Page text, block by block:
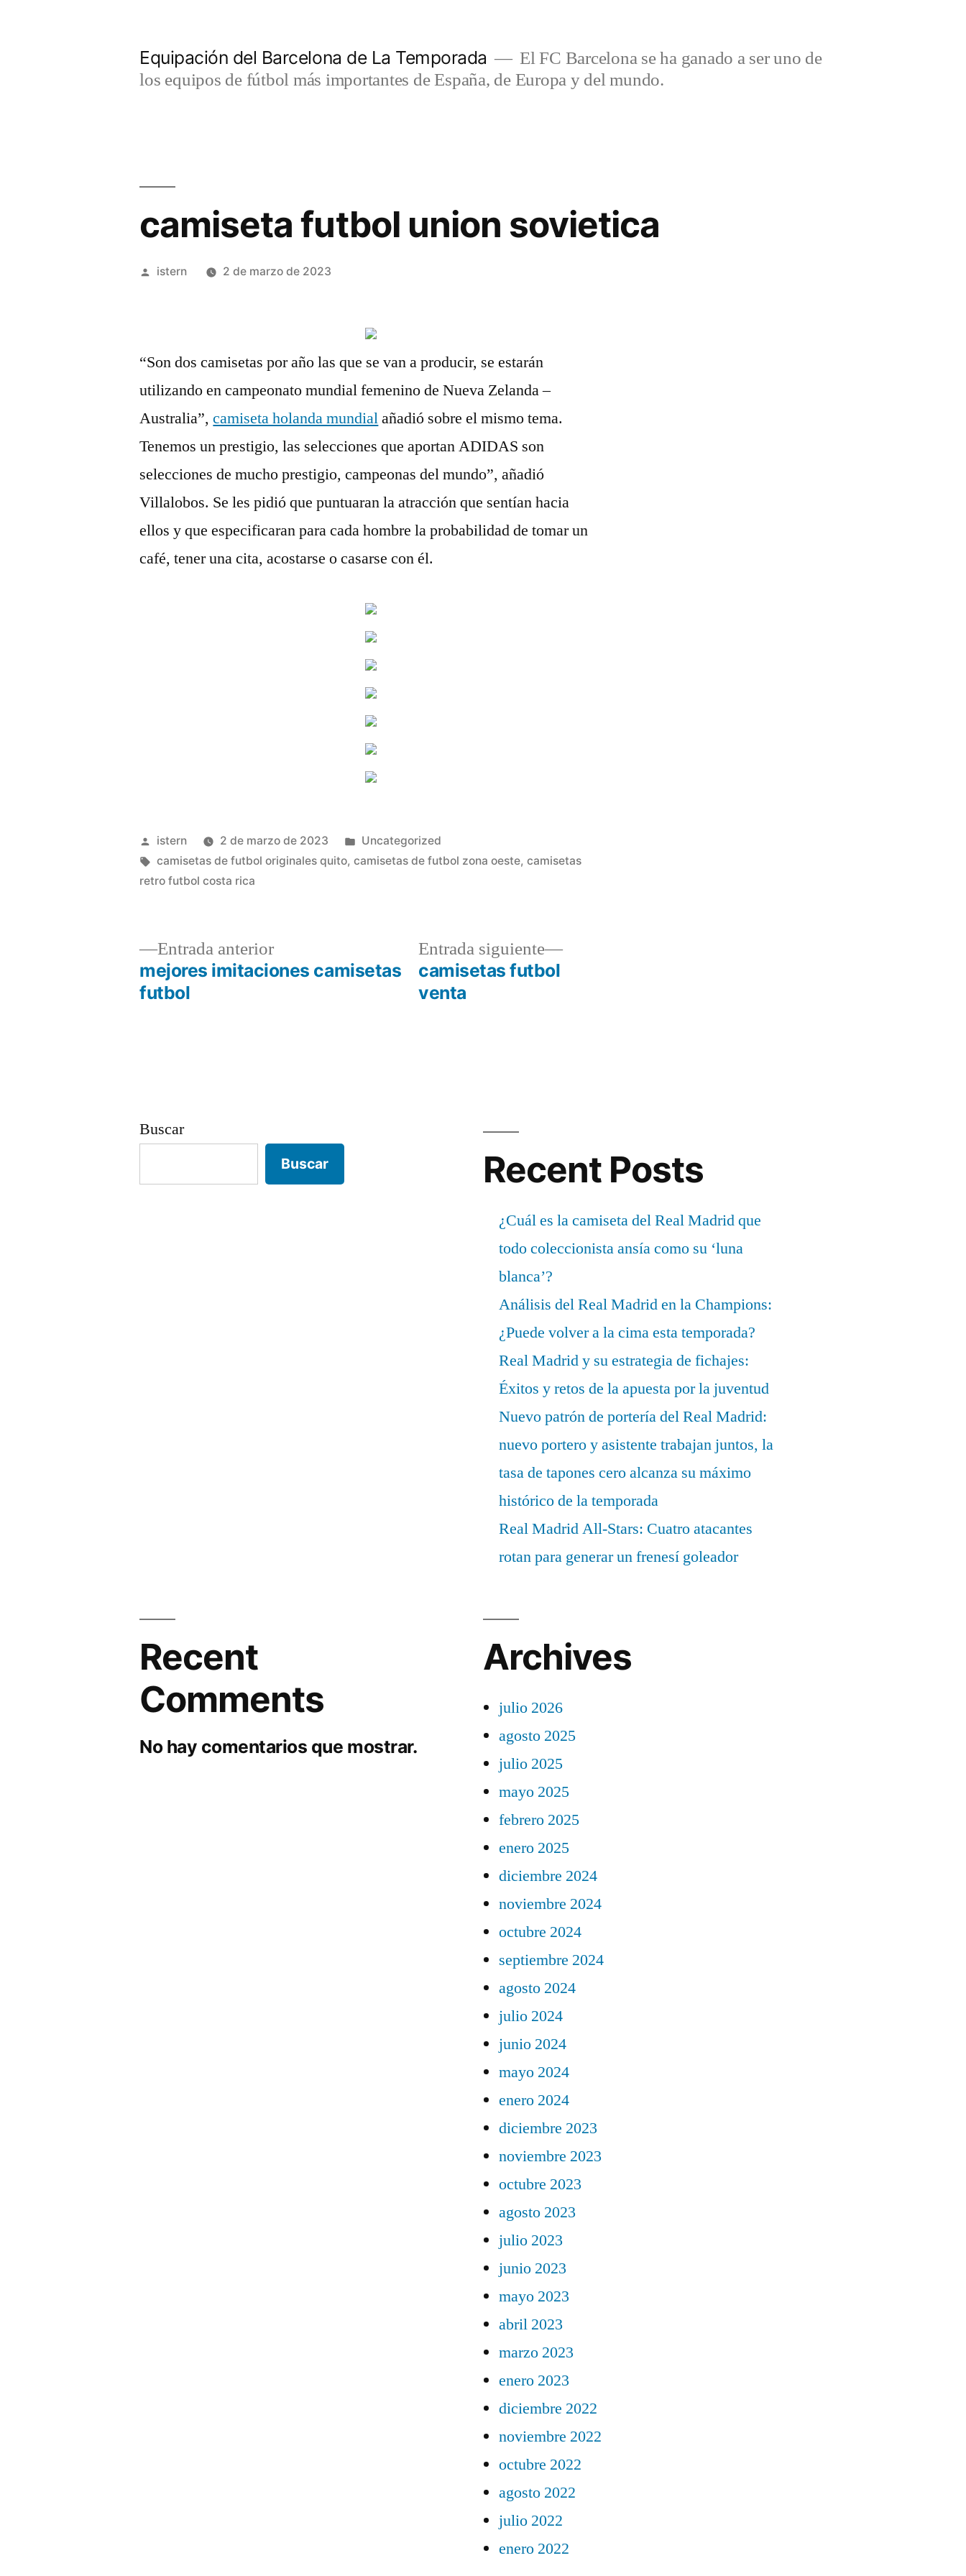
Equipación del Barcelona de La Temporada
El FC Barcelona se ha ganado a ser uno de
los equipos de fútbol más importantes de España, de Europa y del mundo.
camiseta futbol union sovietica
Publicado
istern 2 de marzo de 2023
“Son dos camisetas por año las que se van a producir, se estarán
utilizando en campeonato mundial femenino de Nueva Zelanda –
Australia”,camiseta holanda mundialañadió sobre el mismo tema.
Tenemos un prestigio, las selecciones que aportan ADIDAS son
selecciones de mucho prestigio, campeonas del mundo”, añadió
Villalobos. Se les pidió que puntuaran la atracción que sentían hacia
ellos y que especificaran para cada hombre la probabilidad de tomar un
café, tener una cita, acostarse o casarse con él.
Publicado
por
istern 2 de marzo de 2023
Publicado
en
Uncategorized
Etiquetas:
camisetas de futbol originales quito,camisetas de futbol zona oeste,camisetas
retro futbol costa rica
Navegación
Entrada anteriorEntrada
anterior:
mejores imitaciones camisetas
futbol
Entrada siguiente
Entrada
camisetas futbol
venta
Buscar
Buscar Recent Posts
¿Cuál es la camiseta del Real Madrid que
todo coleccionista ansía como su ‘luna
blanca’?
Análisis del Real Madrid en la Champions:
¿Puede volver a la cima esta temporada?
Real Madrid y su estrategia de fichajes:
Éxitos y retos de la apuesta por la juventud
Nuevo patrón de portería del Real Madrid:
nuevo portero y asistente trabajan juntos, la
tasa de tapones cero alcanza su máximo
histórico de la temporada
Real Madrid All-Stars: Cuatro atacantes
rotan para generar un frenesí goleador
Recent
Comments
No hay comentarios que mostrar.
Archives
julio 2026
agosto 2025
julio 2025
mayo 2025
febrero 2025
enero 2025
diciembre 2024
noviembre 2024
octubre 2024
septiembre 2024
agosto 2024
julio 2024
junio 2024
mayo 2024
enero 2024
diciembre 2023
noviembre 2023
octubre 2023
agosto 2023
julio 2023
junio 2023
mayo 2023
abril 2023
marzo 2023
enero 2023
diciembre 2022
noviembre 2022
octubre 2022
agosto 2022
julio 2022
enero 2022